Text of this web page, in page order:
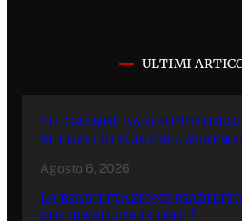
ULTIMI
“IL GRANDE BANCHETTO
MILIONI DI EURO NEL MIRINO
Agosto 6, 2026
LA RIABILITAZIONE
CHI RIABILITA I CONTI?